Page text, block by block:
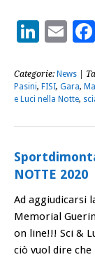
Categorie: News |
Pasini, FISI, Gara,
e Luci nella Notte,
NOTTE 2020
Ad aggiudicarsi
Memorial
on line!!! Sci &
ciò vuol dire